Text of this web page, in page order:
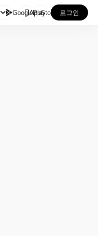
GooglePlay
AppStore 로그인